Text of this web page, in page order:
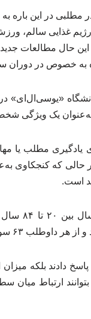
مطلبی در این باره
غذایی سالم،
حال مطالعات جدید
به خصوص در دوران
«یوسی‌ال‌ای»
یک ویژگی
یادگیری مطلب یا
که کنجکاوی
است.
علمی و عمومی پرسیده شد.
دادند بلکه
ارتباط میان